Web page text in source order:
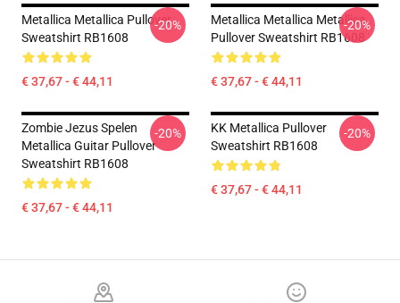
Metallica Metallica Pullover
Sweatshirt RB1608
€ 37,67 - € 44,11
-20%
Metallica Metallica Metallica
Pullover Sweatshirt RB1608
€ 37,67 - € 44,11
-20%
Zombie Jezus Spelen
Metallica Guitar Pullover
Sweatshirt RB1608
€ 37,67 - € 44,11
-20%
KK Metallica Pullover
Sweatshirt RB1608
€ 37,67 - € 44,11
-20%